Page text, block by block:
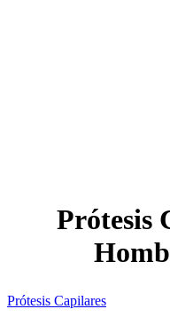
Prótesis
Prótesis Capilares